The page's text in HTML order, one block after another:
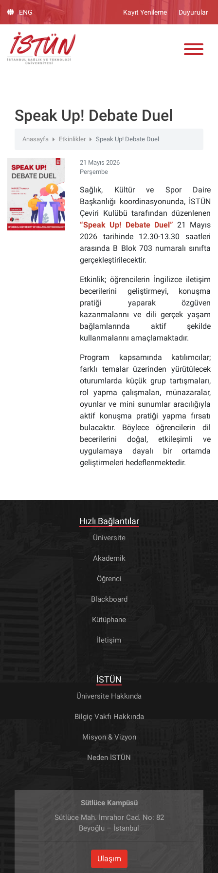
dikkat:
web
sitesinde,
erişilebilirliği
BiClick"
sistemi
ENG Kayıt Yenileme Duyurular
Speak Up! Debate Duel
Anasayfa Etkinlikler Speak Up! Debate Duel
21 Mayıs 2026
Perşembe
Sağlık, Kültür ve Spor Daire
Başkanlığı koordinasyonunda, İSTÜN
Çeviri Kulübü tarafından düzenlenen
“Speak Up! Debate Duel” 21 Mayıs
2026 tarihinde 12.30-13.30 saatleri
arasında B Blok 703 numaralı sınıfta
gerçekleştirilecektir.
Etkinlik; öğrencilerin İngilizce iletişim
becerilerini geliştirmeyi, konuşma
pratiği yaparak özgüven
kazanmalarını ve dili gerçek yaşam
bağlamlarında aktif şekilde
kullanmalarını amaçlamaktadır.
Program kapsamında katılımcılar;
farklı temalar üzerinden yürütülecek
oturumlarda küçük grup tartışmaları,
rol yapma çalışmaları, münazaralar,
oyunlar ve mini sunumlar aracılığıyla
aktif konuşma pratiği yapma fırsatı
bulacaktır. Böylece öğrencilerin dil
becerilerini doğal, etkileşimli ve
uygulamaya dayalı bir ortamda
geliştirmeleri hedeflenmektedir.
Hızlı Bağlantılar
Üniversite
Akademik
Öğrenci
Blackboard
Kütüphane
İletişim
İSTÜN
Üniversite Hakkında
Bilgiç Vakfı Hakkında
Misyon & Vizyon
Neden İSTÜN
Sütlüce Kampüsü
Sütlüce Mah. İmrahor Cad. No: 82
Beyoğlu – İstanbul
Ulaşım